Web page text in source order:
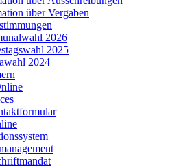
über Vergaben
2026
2025
2024